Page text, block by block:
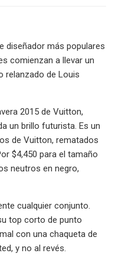
diseñador más populares
comienzan a llevar un
relanzado de Louis
2015 de Vuitton,
un brillo futurista. Es un
de Vuitton, rematados
$4,450 para el tamaño
neutros en negro,
cualquier conjunto.
top corto de punto
con una chaqueta de
y no al revés.